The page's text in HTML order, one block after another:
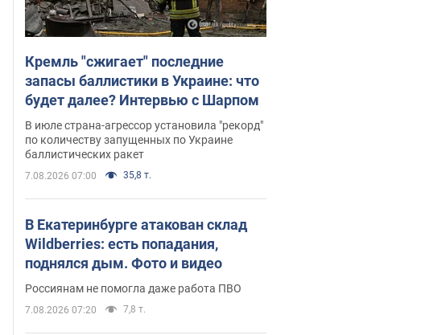
Кремль "сжигает" последние
запасы баллистики в Украине: что
будет далее? Интервью с Шарпом
В июле страна-агрессор установила "рекорд"
по количеству запущенных по Украине
баллистических ракет
7.08.2026 07:00 35,8 т.
В Екатеринбурге атакован склад
Wildberries: есть попадания,
поднялся дым. Фото и видео
Россиянам не помогла даже работа ПВО
7.08.2026 07:20 7,8 т.